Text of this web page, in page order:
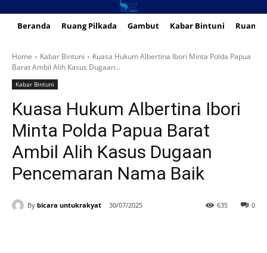
Beranda Ruang Pilkada Gambut Kabar Bintuni Ruang
Home Kabar Bintuni
Kuasa Hukum Albertina Ibori Minta Polda Papua
Barat Ambil Alih Kasus Dugaan...
Kabar Bintuni
Kuasa Hukum Albertina Ibori
Minta Polda Papua Barat
Ambil Alih Kasus Dugaan
Pencemaran Nama Baik
By bicara untukrakyat 30/07/2025 0
635